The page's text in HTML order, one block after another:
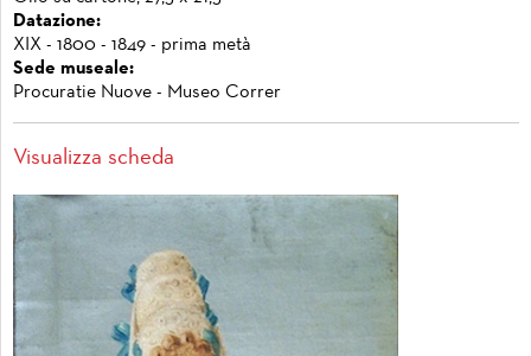
Datazione:
XIX - 1800 - 1849 - prima metà
Sede museale:
Procuratie Nuove - Museo Correr
Visualizza scheda